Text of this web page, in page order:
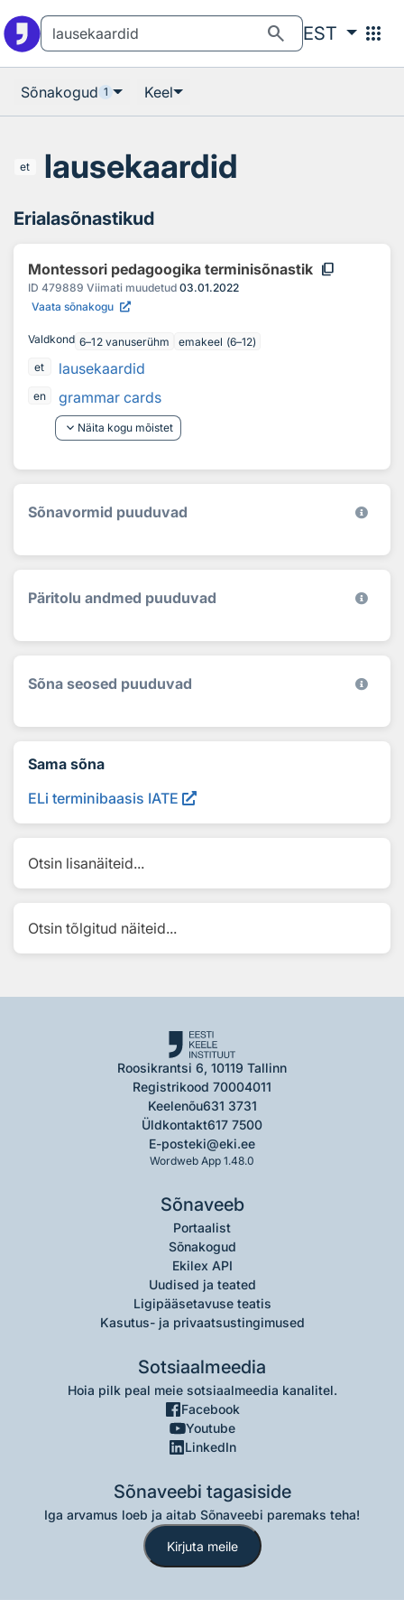
search EST apps
Sõnakogud 1 Keel
et lausekaardid
Erialasõnastikud
Montessori pedagoogika terminisõnastik content_copy
ID 479889 Viimati muudetud 03.01.2022
Vaata sõnakogu
Valdkond 6–12 vanuserühm
emakeel (6–12)
et
lausekaardid
en
grammar cards
keyboard_arrow_down Näita kogu mõistet
Sõnavormid puuduvad
Päritolu andmed puuduvad
Sõna seosed puuduvad
Sama sõna
ELi terminibaasis IATE
Otsin lisanäiteid...
Otsin tõlgitud näiteid...
Roosikrantsi 6, 10119 Tallinn
Registrikood 70004011
Keelenõu631 3731
Üldkontakt617 7500
E-posteki@eki.ee
Wordweb App 1.48.0
Sõnaveeb
Portaalist
Sõnakogud
Ekilex API
Uudised ja teated
Ligipääsetavuse teatis
Kasutus- ja privaatsustingimused
Sotsiaalmeedia
Hoia pilk peal meie sotsiaalmeedia kanalitel.
Facebook
Youtube
LinkedIn
Sõnaveebi tagasiside
Iga arvamus loeb ja aitab Sõnaveebi paremaks teha!
Kirjuta meile